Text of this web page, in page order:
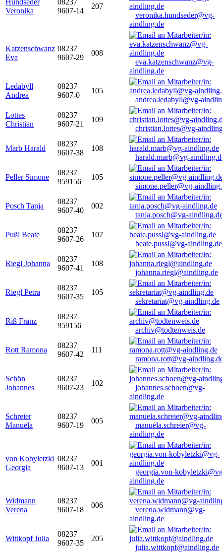
Hundseder
Veronika
08237
9607-14
207
veronika.hundseder@vg-
aindling.de
Katzenschwanz
Eva
08237
9607-29
008
eva.katzenschwanz@vg-
aindling.de
Ledabyll
Andrea
08237
9607-0
105
andrea.ledabyll@vg-
Lottes
Christian
08237
9607-21
109
christian.lottes@vg-
Marb Harald
08237
9607-38
108
harald.marb@vg-
Peller Simone
08237
959156
105
simone.peller@vg-
Posch Tanja
08237
9607-40
002
tanja.posch@vg-
Pußl Beate
08237
9607-26
107
beate.pussl@vg-aindling.de
Riegl Johanna
08237
9607-41
108
johanna.riegl@aindling.de
Riegl Petra
08237
9607-35
105
sekretariat@vg-aindling.de
Riß Franz
08237
959156
archiv@todtenweis.de
Rott Ramona
08237
9607-42
111
ramona.rott@vg-
Schön
Johannes
08237
9607-23
102
johannes.schoen@vg-
aindling.de
Schreier
Manuela
08237
9607-19
005
manuela.schreier@vg-
aindling.de
von Kobyletzki
Georgia
08237
9607-13
001
georgia.von-
aindling.de
Widmann
Verena
08237
9607-18
006
verena.widmann@vg-
aindling.de
Wittkopf Julia
08237
9607-35
205
julia.wittkopf@aindling.de